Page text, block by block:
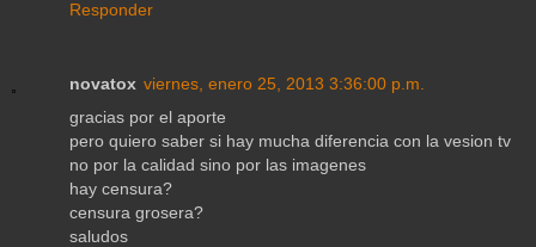
Responder
novatox viernes, enero 25, 2013 3:36:00 p.m.
gracias por el aporte
pero quiero saber si hay mucha diferencia con la vesion tv
no por la calidad sino por las imagenes
hay censura?
censura grosera?
saludos